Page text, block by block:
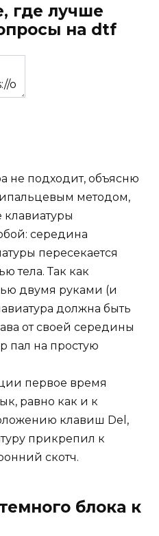
где лучше
на dtf
не подходит, объясню
методом,
середина
пересекается
тела. Так как
двумя руками (и
должна быть
от своей середины
пал на простую
первое время
равно как и к
клавиш Del,
прикрепил к
скотч.
блока к